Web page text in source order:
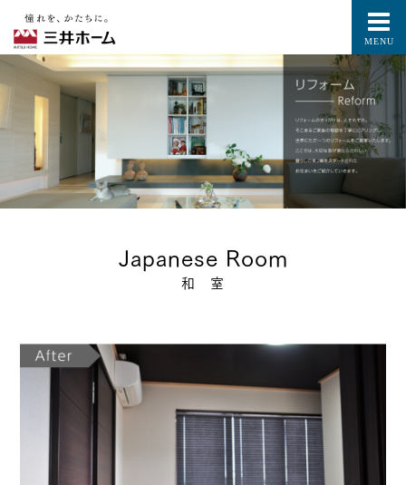
MENU
Japanese Room
和 室